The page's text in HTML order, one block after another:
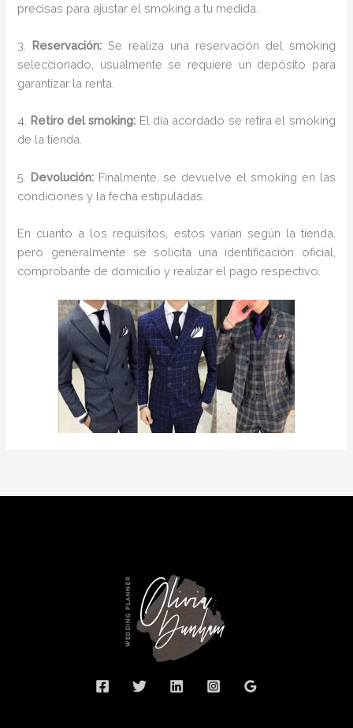
precisas para ajustar el smoking a tu medida.
3. Reservación: Se realiza una reservación del smoking
seleccionado, usualmente se requiere un depósito para
garantizar la renta.
4. Retiro del smoking: El día acordado se retira el smoking
de la tienda.
5. Devolución: Finalmente, se devuelve el smoking en las
condiciones y la fecha estipuladas.
En cuanto a los requisitos, estos varían según la tienda,
pero generalmente se solicita una identificación oficial,
comprobante de domicilio y realizar el pago respectivo.